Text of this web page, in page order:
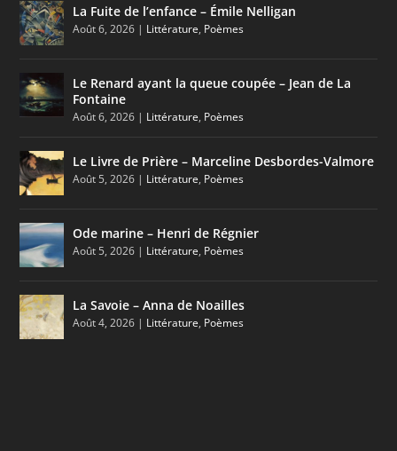
La Fuite de l’enfance – Émile Nelligan
Août 6, 2026 | Littérature, Poèmes
Le Renard ayant la queue coupée – Jean de La
Fontaine
Août 6, 2026 | Littérature, Poèmes
Le Livre de Prière – Marceline Desbordes-Valmore
Août 5, 2026 | Littérature, Poèmes
Ode marine – Henri de Régnier
Août 5, 2026 | Littérature, Poèmes
La Savoie – Anna de Noailles
Août 4, 2026 | Littérature, Poèmes